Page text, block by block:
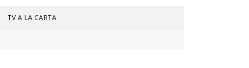
TV A LA CARTA